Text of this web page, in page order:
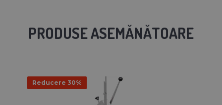
PRODUSE ASEMĂNĂTOARE
Reducere 30%